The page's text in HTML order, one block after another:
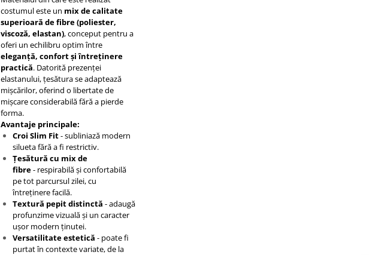
costumul este un mix de calitate
superioară de fibre (poliester,
viscoză, elastan), conceput pentru a
oferi un echilibru optim între
eleganță, confort și întreținere
practică. Datorită prezenței
elastanului, țesătura se adaptează
mișcărilor, oferind o libertate de
mișcare considerabilă fără a pierde
forma.
Avantaje principale:
Croi Slim Fit- subliniază modern
silueta fără a fi restrictiv.
Țesătură cu mix de
fibre- respirabilă și confortabilă
pe tot parcursul zilei, cu
întreținere facilă.
Textură pepit distinctă - adaugă
profunzime vizuală și un caracter
ușor modern ținutei.
Versatilitate estetică - poate fi
purtat în contexte variate, de la